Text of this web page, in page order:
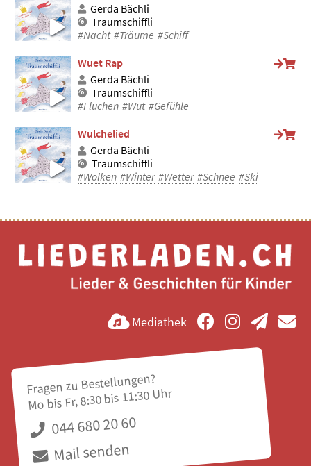
Gerda Bächli
Traumschiffli
#Nacht #Träume #Schiff
Wuet Rap
Gerda Bächli
Traumschiffli
#Fluchen #Wut #Gefühle
Wulchelied
Gerda Bächli
Traumschiffli
#Wolken #Winter #Wetter #Schnee #Ski
Mediathek
Fragen zu Bestellungen?
Mo bis Fr, 8:30 bis 11:30 Uhr
044 680 20 60
Mail senden